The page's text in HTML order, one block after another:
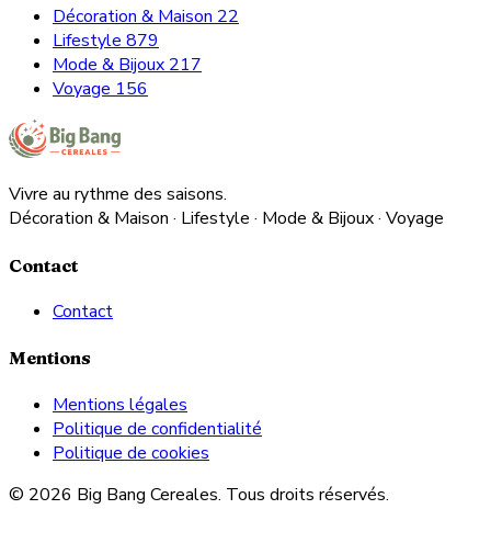
Décoration & Maison22
Lifestyle879
Mode & Bijoux217
Voyage156
Vivre au rythme des saisons.
Décoration & Maison · Lifestyle · Mode & Bijoux · Voyage
Contact
Contact
Mentions
Mentions légales
Politique de confidentialité
Politique de cookies
© 2026 Big Bang Cereales. Tous droits réservés.